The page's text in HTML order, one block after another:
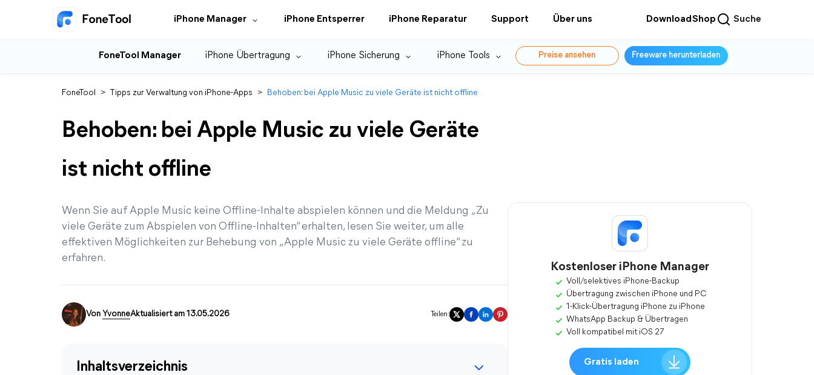
iPhone Manager iPhone Entsperrer iPhone Reparatur Support Über uns DownloadShop Suche
FoneTool Manager iPhone Übertragung iPhone Sicherung iPhone Tools Preise ansehen Freeware herunterladen
FoneTool > Tipps zur Verwaltung von iPhone-Apps > Behoben: bei Apple Music zu viele Geräte ist nicht offline
Behoben: bei Apple Music zu viele Geräte
ist nicht offline
Wenn Sie auf Apple Music keine Offline-Inhalte abspielen können und die Meldung „Zu
viele Geräte zum Abspielen von Offline-Inhalten“ erhalten, lesen Sie weiter, um alle
effektiven Möglichkeiten zur Behebung von „Apple Music zu viele Geräte offline“ zu
erfahren.
Von YvonneAktualisiert am 13.05.2026 Teilen:
Inhaltsverzeichnis
Kostenloser iPhone Manager
Voll/selektives iPhone-Backup
Übertragung zwischen iPhone und PC
1-Klick-Übertragung iPhone zu iPhone
WhatsApp Backup & Übertragen
Voll kompatibel mit iOS 27
Gratis laden